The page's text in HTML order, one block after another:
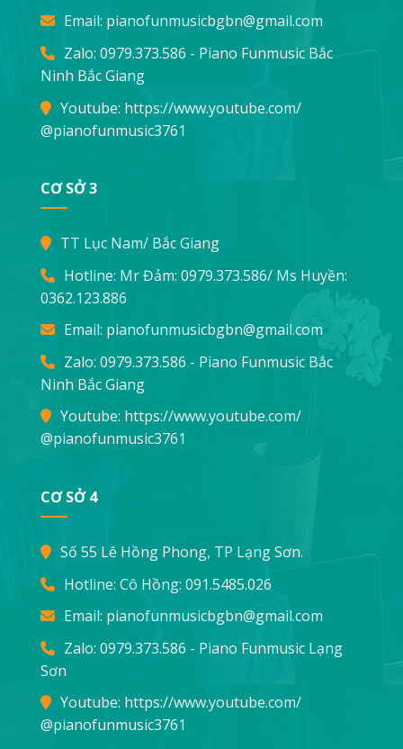
Email: pianofunmusicbgbn@gmail.com
Zalo: 0979.373.586 - Piano Funmusic Bắc
Ninh Bắc Giang
Youtube: https://www.youtube.com/
@pianofunmusic3761
CƠ SỞ 3
TT Lục Nam/ Bắc Giang
Hotline: Mr Đảm: 0979.373.586/ Ms Huyền:
0362.123.886
Email: pianofunmusicbgbn@gmail.com
Zalo: 0979.373.586 - Piano Funmusic Bắc
Ninh Bắc Giang
Youtube: https://www.youtube.com/
@pianofunmusic3761
CƠ SỞ 4
Số 55 Lê Hồng Phong, TP Lạng Sơn.
Hotline: Cô Hồng: 091.5485.026
Email: pianofunmusicbgbn@gmail.com
Zalo: 0979.373.586 - Piano Funmusic Lạng
Sơn
Youtube: https://www.youtube.com/
@pianofunmusic3761